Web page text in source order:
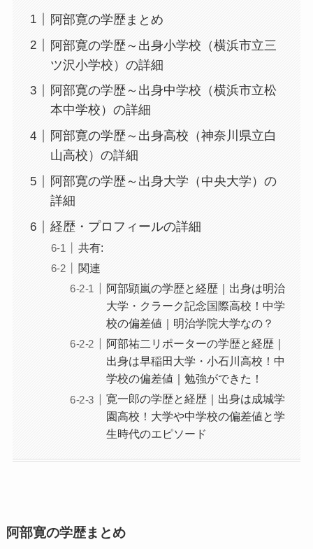
阿部寛の学歴まとめ
阿部寛の学歴～出身小学校（横浜市立三
ツ沢小学校）の詳細
阿部寛の学歴～出身中学校（横浜市立松
本中学校）の詳細
阿部寛の学歴～出身高校（神奈川県立白
山高校）の詳細
阿部寛の学歴～出身大学（中央大学）の
詳細
経歴・プロフィールの詳細
共有:
関連
阿部顕嵐の学歴と経歴｜出身は明治
大学・クラーク記念国際高校！中学
校の偏差値｜明治学院大学なの？
阿部祐二リポーターの学歴と経歴｜
出身は早稲田大学・小石川高校！中
学校の偏差値｜勉強ができた！
寛一郎の学歴と経歴｜出身は成城学
園高校！大学や中学校の偏差値と学
生時代のエピソード
阿部寛の学歴まとめ